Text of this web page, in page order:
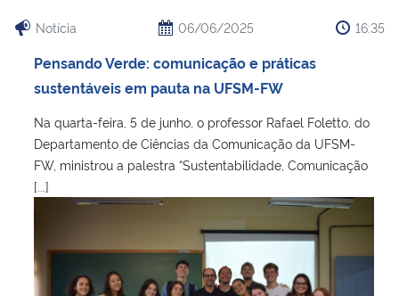
Notícia 06/06/2025 16:35
Pensando Verde: comunicação e práticas
sustentáveis em pauta na UFSM-FW
Na quarta-feira, 5 de junho, o professor Rafael Foletto, do
Departamento de Ciências da Comunicação da UFSM-
FW, ministrou a palestra “Sustentabilidade, Comunicação
[...]